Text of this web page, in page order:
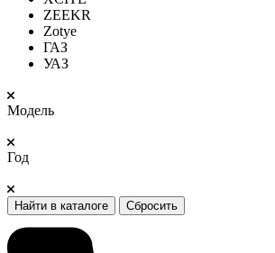
ZEEKR
Zotye
ГАЗ
УАЗ
Модель
Год
Найти в каталоге Сбросить